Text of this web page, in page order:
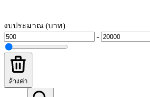
งบประมาณ (บาท)
-
ล้างค่า